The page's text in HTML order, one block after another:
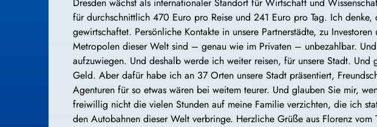
Dresden wächst als internationaler Standort für Wirtschaft und
für durchschnittlich 470 Euro pro Reise und 241 Euro pro Tag. Ich denke,
gewirtschaftet. Persönliche Kontakte in unsere Partnerstädte, zu
Metropolen dieser Welt sind – genau wie im Privaten – unbezahlbar.
aufzuwiegen. Und deshalb werde ich weiter reisen, für unsere Stadt.
Geld. Aber dafür habe ich an 37 Orten unsere Stadt präsentiert,
Agenturen für so etwas wären bei weitem teurer. Und glauben Sie mir,
freiwillig nicht die vielen Stunden auf meine Familie verzichten, die ich
den Autobahnen dieser Welt verbringe. Herzliche Grüße aus Florenz vom